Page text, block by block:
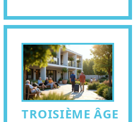
TROISIÈME ÂGE